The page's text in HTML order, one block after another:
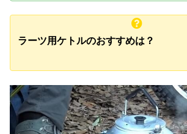
ラーツ用ケトルのおすすめは？